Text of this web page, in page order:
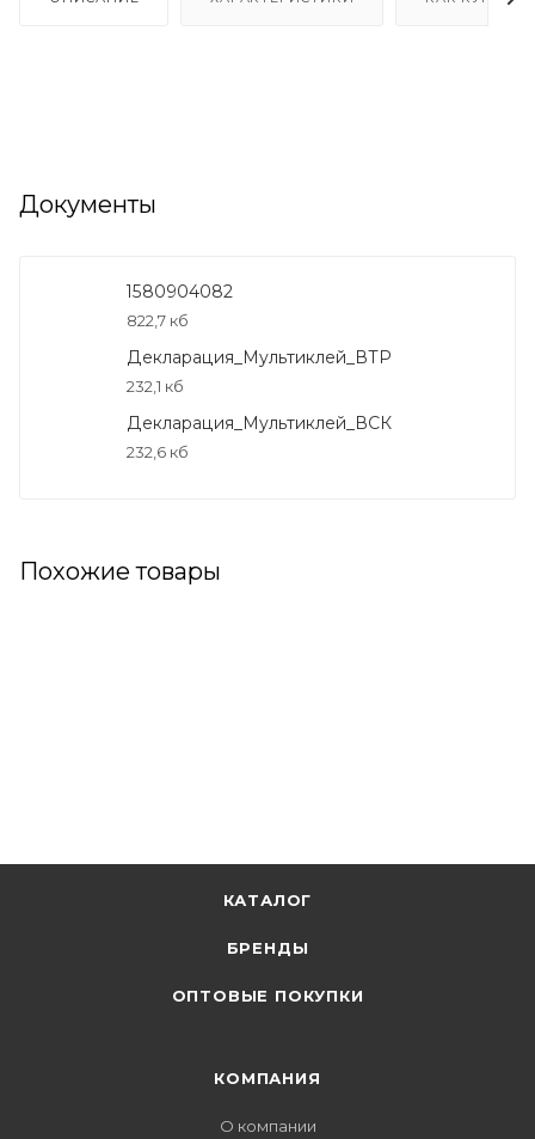
Документы
1580904082
822,7 кб
Декларация_Мультиклей_ВТР
232,1 кб
Декларация_Мультиклей_ВСК
232,6 кб
Похожие товары
КАТАЛОГ
БРЕНДЫ
ОПТОВЫЕ ПОКУПКИ
КОМПАНИЯ
О компании